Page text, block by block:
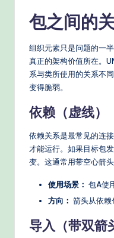
包之间的
组织元素只是问题的一
真正的架构价值所在。
系与类所使用的关系不
变得脆弱。
依赖（虚线）
依赖关系是最常见的连
才能运行。如果目标包
变。这通常用带空心箭头
使用场景： 包A使
方向： 箭头从依赖
导入（带双箭